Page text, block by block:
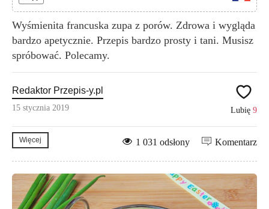
Wyśmienita francuska zupa z porów. Zdrowa i wygląda
bardzo apetycznie. Przepis bardzo prosty i tani. Musisz
spróbować. Polecamy.
Redaktor Przepis-y.pl
15 stycznia 2019 Lubię 9
Więcej Komentarz
1 031 odsłony